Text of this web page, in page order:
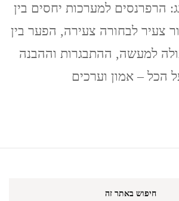
הרפרנסים למערכות יחסים בין
צעיר לבחורה צעירה, הפער בין
למעשה, ההתבגרות וההבנה
הכל – אמון וערכים
חיפוש באתר זה